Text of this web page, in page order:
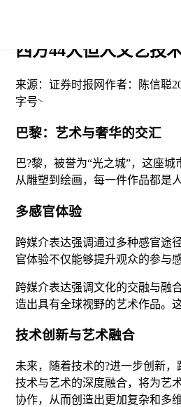
西方44大但人文艺技
来源： 证券时报网作者： 陈信聪
字号
巴黎：艺术与奢华的交汇
巴?黎，被誉为“光之城”，这座
从雕塑到绘画，每一件作品都是
多感官体验
跨媒介表达强调通过多种感官途
官体验不仅能够提升观众的参与
跨媒介表达强调文化的交融与融
造出具有全球视野的艺术作品。
技术创新与艺术融合
未来，随着技术的?进一步创新
技术与艺术的深度融合，将为艺
协作，从而创造出更加复杂和多